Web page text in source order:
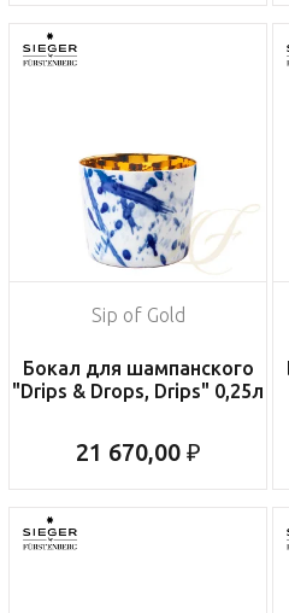
Sip of Gold
Бокал для шампанского
"Drips & Drops, Drips" 0,25л
21 670,00 ₽